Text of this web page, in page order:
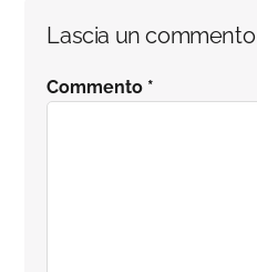
Interazioni
del
Lascia un commento
Commento *